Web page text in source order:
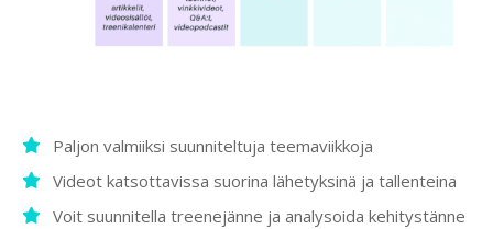
Paljon valmiiksi suunniteltuja teemaviikkoja
Videot katsottavissa suorina lähetyksinä ja tallenteina
Voit suunnitella treenejänne ja analysoida kehitystänne